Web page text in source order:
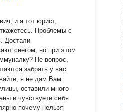
и я тот юрист,
Проблемы с
снегом, но при этом
Не вопрос,
я не дам Вам
и чувствуете себя
почему нельзя